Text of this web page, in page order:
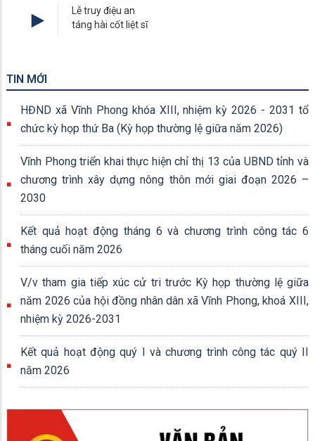
Lễ truy điệu an
táng hài cốt liệt sĩ
TIN MỚI
HĐND xã Vĩnh Phong khóa XIII, nhiệm kỳ 2026 - 2031 tổ
chức kỳ họp thứ Ba (Kỳ họp thường lệ giữa năm 2026)
Vĩnh Phong triển khai thực hiện chỉ thị 13 của UBND tỉnh và
chương trình xây dựng nông thôn mới giai đoạn 2026 –
2030
Kết quả hoạt động tháng 6 và chương trình công tác 6
tháng cuối năm 2026
V/v tham gia tiếp xúc cử tri trước Kỳ họp thường lệ giữa
năm 2026 của hội đồng nhân dân xã Vĩnh Phong, khoá XIII,
nhiệm kỳ 2026-2031
Kết quả hoạt động quý I và chương trình công tác quý II
năm 2026